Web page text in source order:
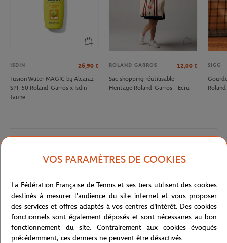
ISDIN 26,90 €
Fusion Water MAGIC by Alcaraz
SPF 50 Roland-Garros x Isdin -
Jaune
ROLAND GARROS 12,00 €
Sac shopping réutilisable
Heritage Roland-Garros - Ecru
SIGG
Description détaillée
Référence :0B13195-TU
VOS PARAMÈTRES DE COOKIES
La Fédération Française de Tennis et ses tiers utilisent des cookies
destinés à mesurer l'audience du site internet et vous proposer
des services et offres adaptés à vos centres d'intérêt. Des cookies
fonctionnels sont également déposés et sont nécessaires au bon
fonctionnement du site. Contrairement aux cookies évoqués
précédemment, ces derniers ne peuvent être désactivés.